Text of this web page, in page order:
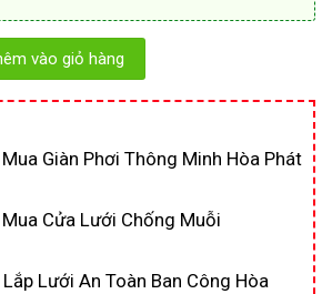
vào giỏ hàng
Mua Giàn Phơi Thông Minh Hòa Phát
Mua Cửa Lưới Chống Muỗi
Lắp Lưới An Toàn Ban Công Hòa